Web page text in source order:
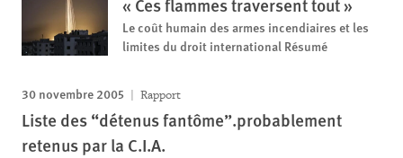
Le coût humain des armes incendiaires et les
limites du droit international Résumé
30 novembre 2005 Rapport
Liste des “détenus fantôme”.probablement
retenus par la C.I.A.